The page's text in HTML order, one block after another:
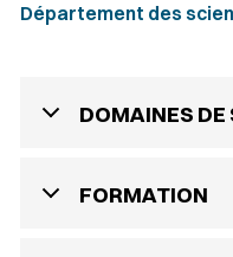
Département des
DOMAINES
FORMATION